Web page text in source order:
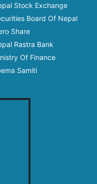
Stock Exchange
Board Of Nepal
Share
Rastra Bank
Of Finance
Samiti